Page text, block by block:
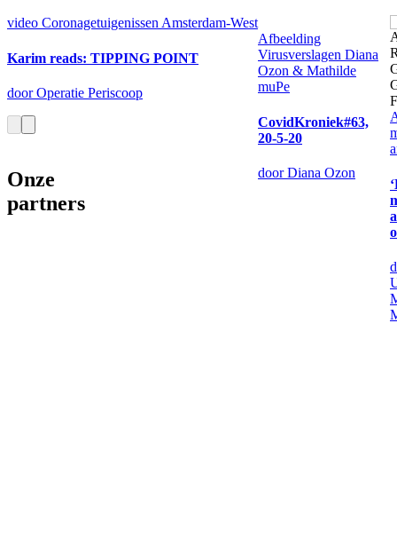
video Coronagetuigenissen Amsterdam-West
Karim reads: TIPPING POINT
door Operatie Periscoop
Afbeelding
Virusverslagen Diana
Ozon & Mathilde
muPe
CovidKroniek#63,
20-5-20
door Diana Ozon
Onze
partners